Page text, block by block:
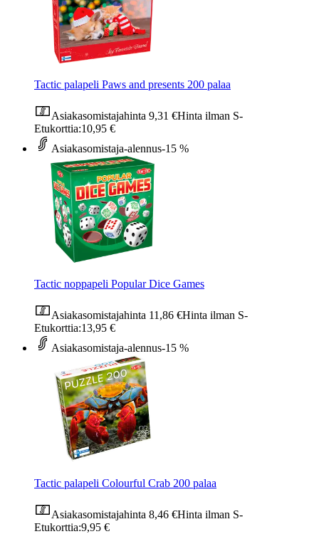
Tactic palapeli Paws and presents 200 palaa
Asiakasomistajahinta 9,31 €Hinta ilman S-
Etukorttia:10,95 €
Asiakasomistaja-alennus-15 %
Tactic noppapeli Popular Dice Games
Asiakasomistajahinta 11,86 €Hinta ilman S-
Etukorttia:13,95 €
Asiakasomistaja-alennus-15 %
Tactic palapeli Colourful Crab 200 palaa
Asiakasomistajahinta 8,46 €Hinta ilman S-
Etukorttia:9,95 €